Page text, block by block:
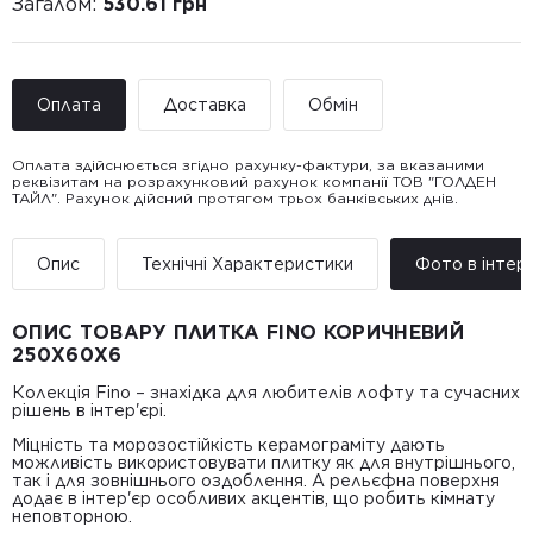
Оплата Доставка Обмін
Оплата здійснюється згідно рахунку-фактури, за вказаними
реквізитам на розрахунковий рахунок компанії ТОВ "ГОЛДЕН
ТАЙЛ". Рахунок дійсний протягом трьох банківських днів.
товару.
Вартість доставки:
До 5 м² — доставка за рахунок покупця.
всій Україні
Від 25 м² і більше — безкоштовна доставка за рахунок
Примітка:
• Відвантаження здійснюється виключно у робочі дні. У суботу,
неділю та святкові дні замовлення не обробляються та не
відправляються.
силами Продавця чи залученого ним перевізника/кур’єра.
Опис Технічні Характеристики Фото в
ОПИС ТОВАРУ ПЛИТКА FINO КОРИЧНЕВИЙ
250Х60Х6
Колекція Fino – знахідка для любителів лофту та сучасних
рішень в інтер'єрі.
Міцність та морозостійкість керамограміту дають
можливість використовувати плитку як для внутрішнього,
так і для зовнішнього оздоблення. А рельєфна поверхня
додає в інтер'єр особливих акцентів, що робить кімнату
неповторною.